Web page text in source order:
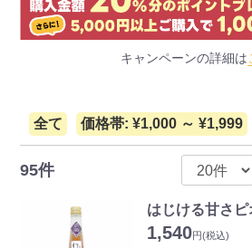
キャンペーンの詳細は
全て 価格帯: ¥1,000 ～ ¥1,999
95件
はじける甘さ
1,540円(税込)